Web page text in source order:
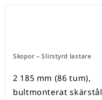
Skopor – Slirstyrd lastare
2 185 mm (86 tum),
bultmonterat skärstål